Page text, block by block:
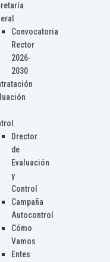
Convocatoria
Rector
2026-
2030
Drector
de
Evaluación
y
Control
Campaña
Autocontrol
Cómo
Vamos
Entes